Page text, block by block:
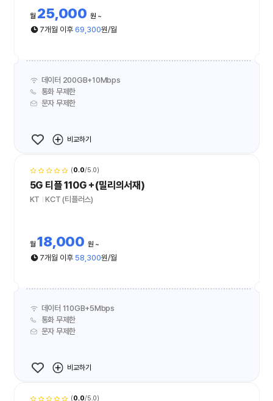
월 25,000 원
7개월 이후 69,300원/월
데이터 200GB+10Mbps
통화 무제한
문자 무제한
비교하기
(0.0/5.0)
5G 티플 110G＋(밀리의서재)
KT KCT (티플러스)
월 18,000 원
7개월 이후 58,300원/월
데이터 110GB+5Mbps
통화 무제한
문자 무제한
비교하기
(0.0/5.0)